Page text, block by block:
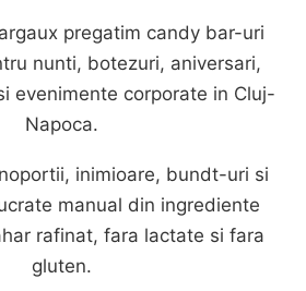
pregatim candy bar-uri
nunti, botezuri, aniversari,
evenimente corporate in Cluj-
Napoca.
inimioare, bundt-uri si
manual din ingrediente
rafinat, fara lactate si fara
gluten.